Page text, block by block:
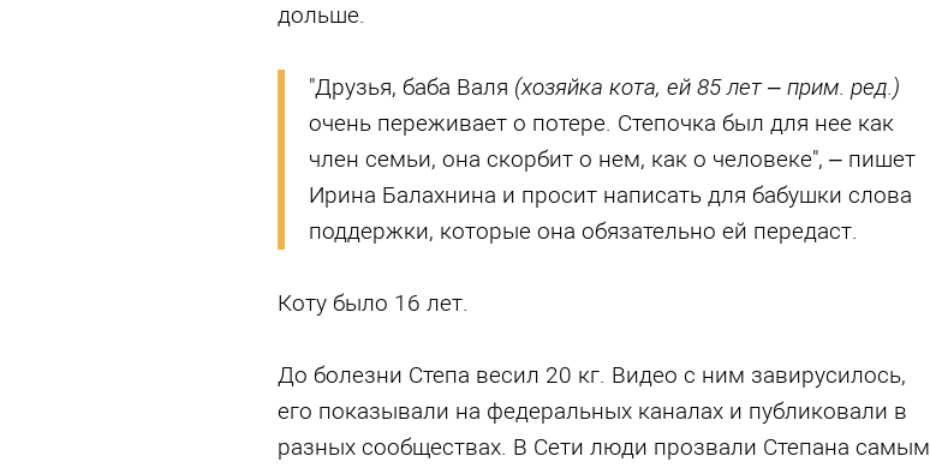
дольше.
"Друзья, баба Валя (хозяйка кота, ей 85 лет – прим. ред.)
очень переживает о потере. Степочка был для нее как
член семьи, она скорбит о нем, как о человеке", – пишет
Ирина Балахнина и просит написать для бабушки слова
поддержки, которые она обязательно ей передаст.
Коту было 16 лет.
До болезни Степа весил 20 кг. Видео с ним завирусилось,
его показывали на федеральных каналах и публиковали в
разных сообществах. В Сети люди прозвали Степана самым